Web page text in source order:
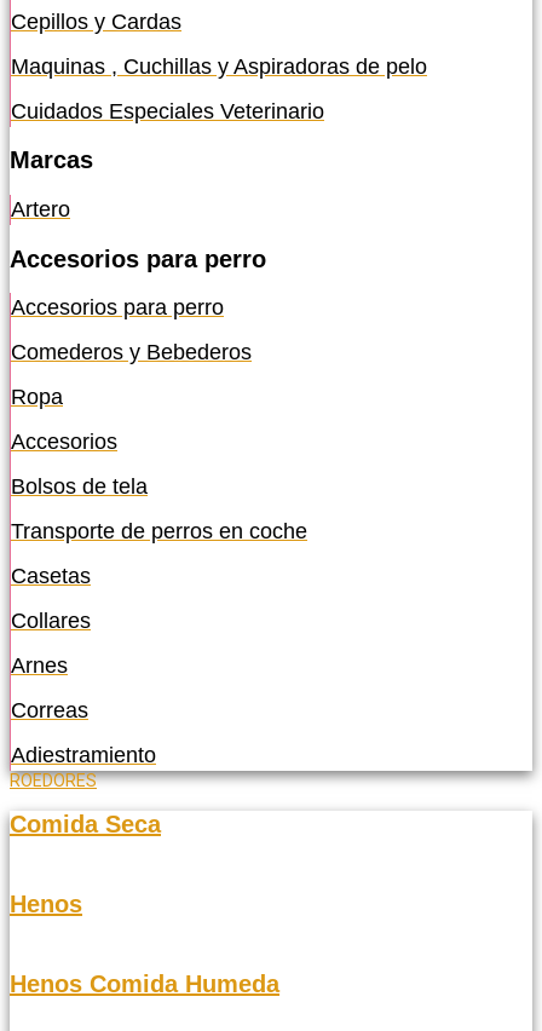
Cepillos y Cardas
Maquinas , Cuchillas y Aspiradoras de pelo
Cuidados Especiales Veterinario
Marcas
Artero
Accesorios para perro
Accesorios para perro
Comederos y Bebederos
Ropa
Accesorios
Bolsos de tela
Transporte de perros en coche
Casetas
Collares
Arnes
Correas
Adiestramiento
ROEDORES
Comida Seca
Henos
Henos Comida Humeda